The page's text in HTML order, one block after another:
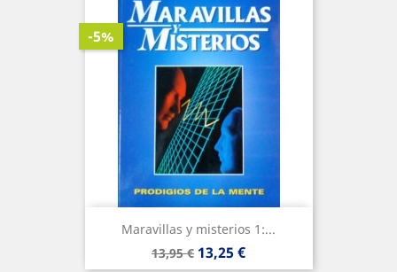
Maravillas y misterios 1:...
Precio
13,95 €
-5%
Precio
13,25 €